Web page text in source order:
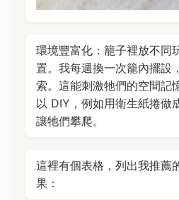
環境豐富化：籠子裡放不同
置。我每週換一次籠內擺設
索。這能刺激牠們的空間記
以 DIY，例如用衛生紙捲做
讓牠們攀爬。
這裡有個表格，列出我推薦
果：